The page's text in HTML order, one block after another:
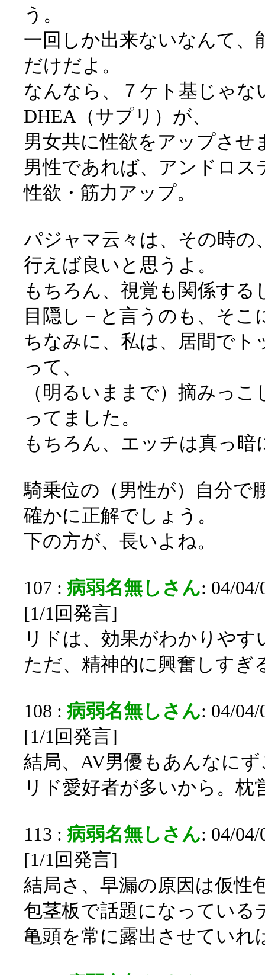
う。
一回しか出来ないなんて、
だけだよ。
なんなら、７ケト基じゃな
DHEA（サプリ）が、
男女共に性欲をアップさせ
男性であれば、アンドロス
性欲・筋力アップ。
パジャマ云々は、その時の
行えば良いと思うよ。
もちろん、視覚も関係する
目隠し－と言うのも、そこ
ちなみに、私は、居間で
って、
（明るいままで）摘みっ
ってました。
もちろん、エッチは真っ
騎乗位の（男性が）自分で
確かに正解でしょう。
下の方が、長いよね。
107 : 病弱名無しさん: 04/
[1/1回発言]
リドは、効果がわかりやす
ただ、精神的に興奮しすぎ
108 : 病弱名無しさん: 04/
[1/1回発言]
結局、AV男優もあんなに
リド愛好者が多いから。枕
113 : 病弱名無しさん: 04/
[1/1回発言]
結局さ、早漏の原因は仮性
包茎板で話題になっている
亀頭を常に露出させていれ